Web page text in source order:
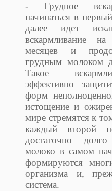
- Грудное
начинаться в
далее идет
вскармливание
месяцев и
грудным молоком
Такое
эффективно
форм
истощение и
мире стремятся к
каждый второй
достаточно
молоко в самом
формируются
организма и,
система.